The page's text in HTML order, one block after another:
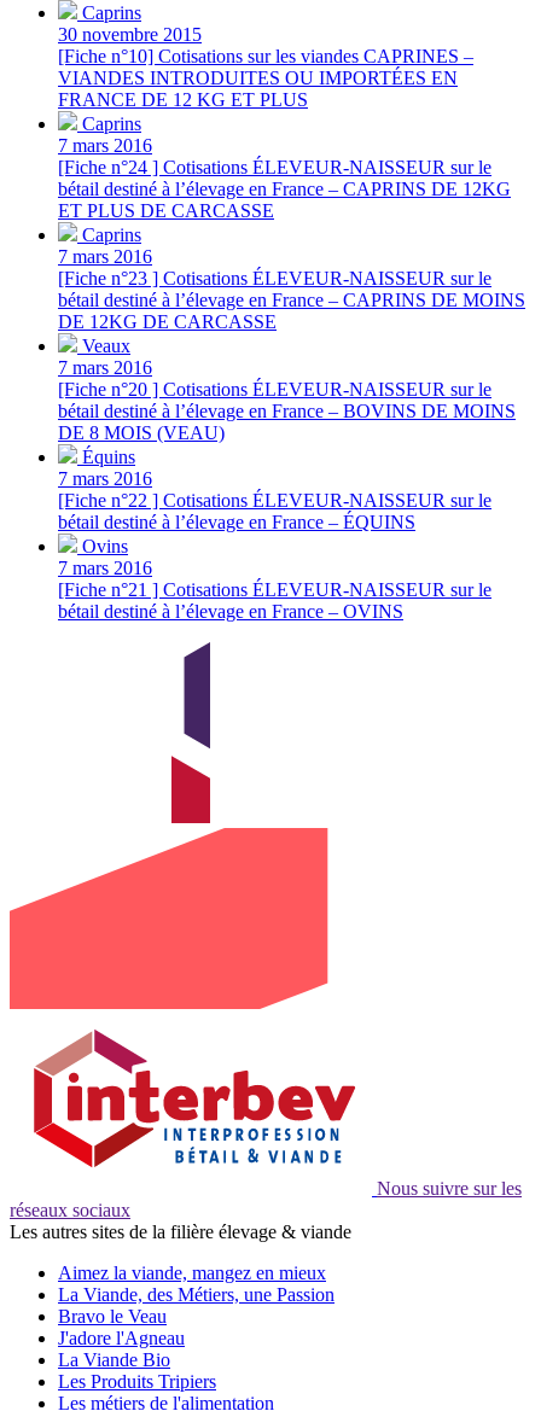
Caprins
30 novembre 2015
[Fiche n°10] Cotisations sur les viandes CAPRINES –
VIANDES INTRODUITES OU IMPORTÉES EN
FRANCE DE 12 KG ET PLUS
Caprins
7 mars 2016
[Fiche n°24 ] Cotisations ÉLEVEUR-NAISSEUR sur le
bétail destiné à l’élevage en France – CAPRINS DE 12KG
ET PLUS DE CARCASSE
Caprins
7 mars 2016
[Fiche n°23 ] Cotisations ÉLEVEUR-NAISSEUR sur le
bétail destiné à l’élevage en France – CAPRINS DE MOINS
DE 12KG DE CARCASSE
Veaux
7 mars 2016
[Fiche n°20 ] Cotisations ÉLEVEUR-NAISSEUR sur le
bétail destiné à l’élevage en France – BOVINS DE MOINS
DE 8 MOIS (VEAU)
Équins
7 mars 2016
[Fiche n°22 ] Cotisations ÉLEVEUR-NAISSEUR sur le
bétail destiné à l’élevage en France – ÉQUINS
Ovins
7 mars 2016
[Fiche n°21 ] Cotisations ÉLEVEUR-NAISSEUR sur le
bétail destiné à l’élevage en France – OVINS
Nous suivre sur les
réseaux sociaux
Les autres sites de la filière élevage & viande
Aimez la viande, mangez en mieux
La Viande, des Métiers, une Passion
Bravo le Veau
J'adore l'Agneau
La Viande Bio
Les Produits Tripiers
Les métiers de l'alimentation